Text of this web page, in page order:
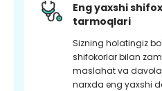
Eng yaxshi
tarmoqlari
Sizning holatingiz
shifokorlar bilan
maslahat va
narxda eng yaxshi